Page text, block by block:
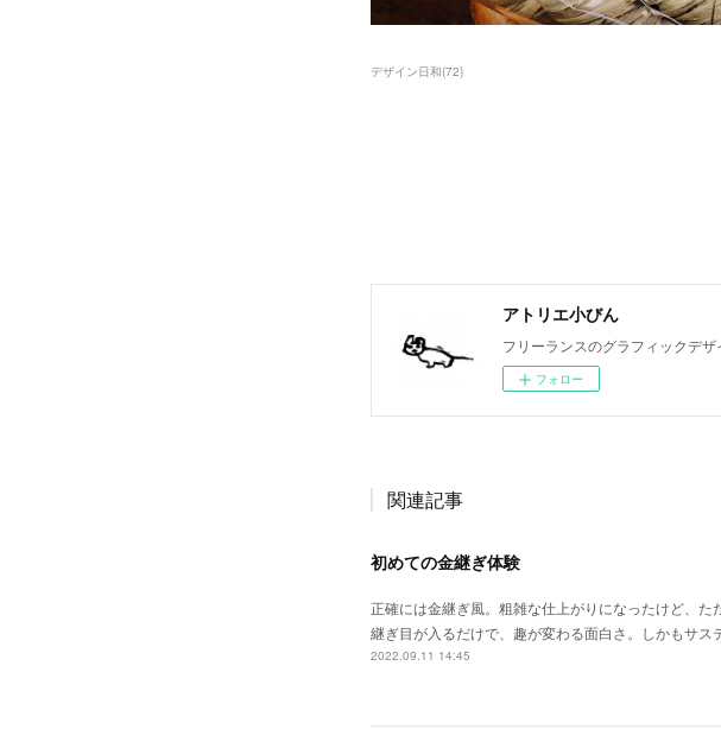
デザイン日和(72)
アトリエ小びん
フリーランスのグラフィックデザ
フォロー
関連記事
初めての金継ぎ体験
正確には金継ぎ風。粗雑な仕上がりになったけど、
継ぎ目が入るだけで、趣が変わる面白さ。しかもサス
2022.09.11 14:45